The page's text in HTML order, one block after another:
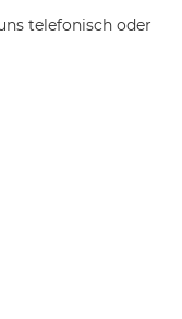
telefonisch oder